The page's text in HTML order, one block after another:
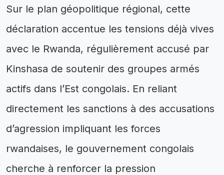
Sur le plan géopolitique régional, cette
déclaration accentue les tensions déjà vives
avec le Rwanda, régulièrement accusé par
Kinshasa de soutenir des groupes armés
actifs dans l’Est congolais. En reliant
directement les sanctions à des accusations
d’agression impliquant les forces
rwandaises, le gouvernement congolais
cherche à renforcer la pression